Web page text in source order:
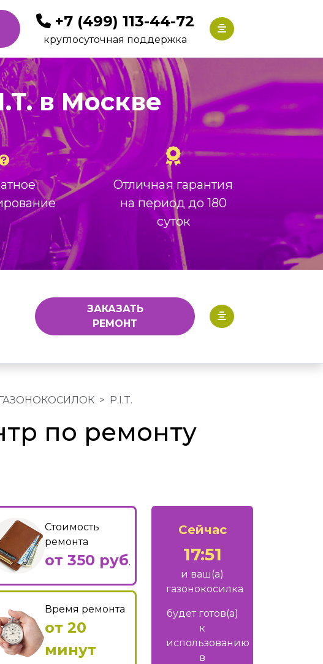
+7 (499) 113-44-72
круглосуточная поддержка
в Москве
Отличная гарантия
на период до 180
суток
ЗАКАЗАТЬ
РЕМОНТ
P.I.T.
по ремонту
Стоимость
ремонта
от 350 руб.
Время ремонта
от 20
минут
Сейчас
17:51
и ваш(а)
газонокосилка
будет готов(а)
к
использованию
в